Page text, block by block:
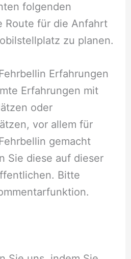
folgenden
Route für die Anfahrt
zu planen.
Erfahrungen
Erfahrungen mit
oder
vor allem für
gemacht
Sie diese auf dieser
Bitte